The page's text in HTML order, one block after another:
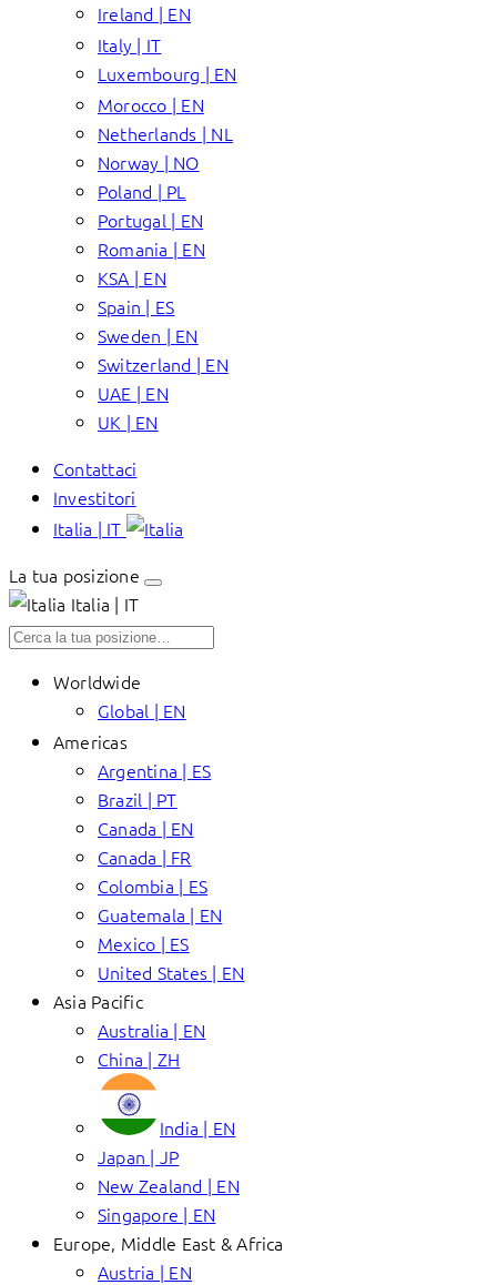
Ireland | EN
Italy | IT
Luxembourg | EN
Morocco | EN
Netherlands | NL
Norway | NO
Poland | PL
Portugal | EN
Romania | EN
KSA | EN
Spain | ES
Sweden | EN
Switzerland | EN
UAE | EN
UK | EN
Contattaci
Investitori
Italia | IT
La tua posizione
Italia | IT
Worldwide
Global | EN
Americas
Argentina | ES
Brazil | PT
Canada | EN
Canada | FR
Colombia | ES
Guatemala | EN
Mexico | ES
United States | EN
Asia Pacific
Australia | EN
China | ZH
India | EN
Japan | JP
New Zealand | EN
Singapore | EN
Europe, Middle East & Africa
Austria | EN